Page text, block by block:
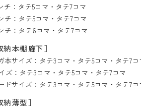
チ： タテ5コマ ・ タテ7コマ
チ： タテ5コマ ・ タテ7コマ
チ： タテ6コマ ・ タテ7コマ
納 本棚 廊下 ］
本サイズ： タテ3コマ ・ タテ5コマ ・ タテ7コ
ズ： タテ3コマ ・ タテ5コマ ・ タテ7コマ
ドサイズ： タテ3コマ ・ タテ5コマ ・ タテ7コ
納 薄型 ］